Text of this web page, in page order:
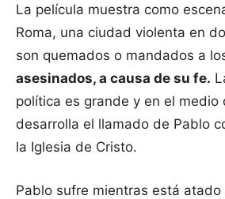
La película muestra como
Roma, una ciudad violenta en
son quemados o mandados a
asesinados, a causa de su fe.
política es grande y en el medio
desarrolla el llamado de Pablo
la Iglesia de Cristo.
Pablo sufre mientras está